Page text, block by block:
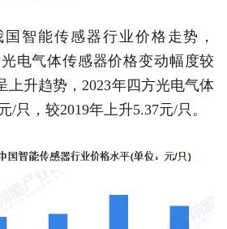
国智能传感器行业价格走势，
光电气体传感器价格变动幅度较
上升趋势，2023年四方光电气体
/只，较2019年上升5.37元/只。